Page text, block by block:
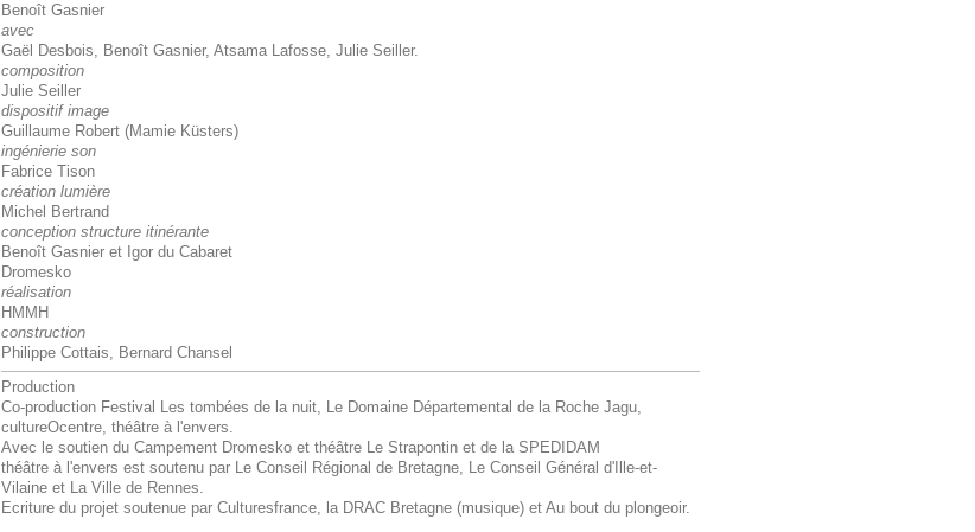
Benoît Gasnier
avec
Gaël Desbois, Benoît Gasnier, Atsama Lafosse, Julie Seiller.
composition
Julie Seiller
dispositif image
Guillaume Robert (Mamie Küsters)
ingénierie son
Fabrice Tison
création lumière
Michel Bertrand
conception structure itinérante
Benoît Gasnier et Igor du Cabaret
Dromesko
réalisation
HMMH
construction
Philippe Cottais, Bernard Chansel
Production
Co-production Festival Les tombées de la nuit, Le Domaine Départemental de la Roche Jagu,
cultureOcentre, théâtre à l'envers.
Avec le soutien du Campement Dromesko et théâtre Le Strapontin et de la SPEDIDAM
théâtre à l'envers est soutenu par Le Conseil Régional de Bretagne, Le Conseil Général d'Ille-et-
Vilaine et La Ville de Rennes.
Ecriture du projet soutenue par Culturesfrance, la DRAC Bretagne (musique) et Au bout du plongeoir.